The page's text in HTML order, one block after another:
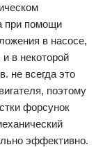
при помощи
в насосе,
в некоторой
не всегда это
поэтому
форсунок
эффективно.